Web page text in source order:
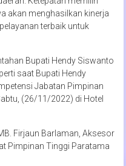
akan menghasilkan kinerja
terbaik untuk
Bupati Hendy Siswanto
saat Bupati Hendy
Jabatan Pimpinan
(26/11/2022) di Hotel
Firjaun Barlaman, Aksesor
Pimpinan Tinggi Paratama